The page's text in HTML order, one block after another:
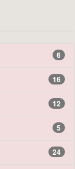
6
16
12
5
24